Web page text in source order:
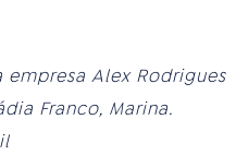
empresa Alex Rodrigues
Franco, Marina.